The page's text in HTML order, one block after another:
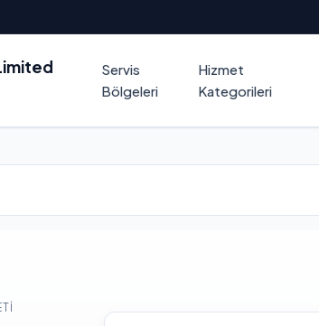
Servis
Bölgeleri
Hizmet
Kategorileri